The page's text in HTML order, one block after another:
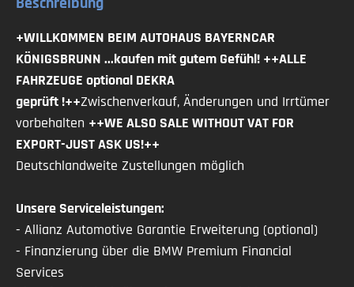
Touchscreen
USB
Verkehrszeichenerkennung
Einparkhilfe: 360° Kamera
Fernlichtassistent
Sommerreifen
Blendfreies Fernlicht
Abstandswarner
W-Lan / Wifi Hotspot
CarPlay
Android Auto
Volldigitales Kombiinstrument
+WILLKOMMEN BEIM AUTOHAUS BAYERNCAR
KÖNIGSBRUNN ...kaufen mit gutem Gefühl! ++ALLE
FAHRZEUGE optional DEKRA
geprüft !++Zwischenverkauf, Änderungen und Irrtümer
vorbehalten ++WE ALSO SALE WITHOUT VAT FOR
EXPORT-JUST ASK US!++
Deutschlandweite Zustellungen möglich
Unsere Serviceleistungen:
- Allianz Automotive Garantie Erweiterung (optional)
- Finanzierung über die BMW Premium Financial
Services